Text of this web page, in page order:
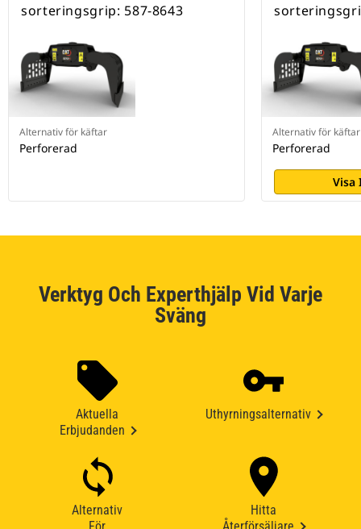
sorteringsgrip: 587-8643
Alternativ för käftar
Perforerad
Alternativ för käftar
Perforerad
Visa
Verktyg Och Experthjälp Vid Varje
Sväng
Aktuella
Erbjudanden
Uthyrningsalternativ
Alternativ
Hitta